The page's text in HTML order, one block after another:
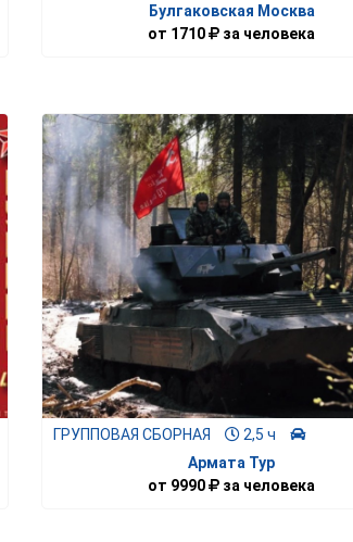
Булгаковская Москва
от 1710 за человека
ГРУППОВАЯ СБОРНАЯ
2,5 ч
Армата Тур
от 9990 за человека